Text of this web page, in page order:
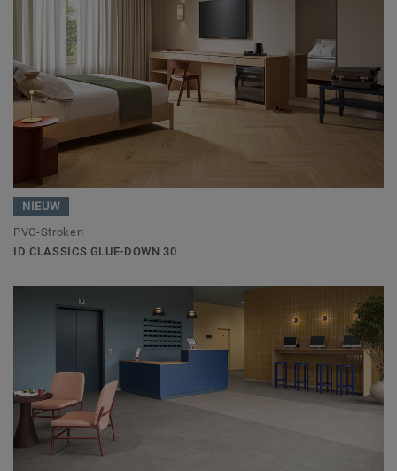
NIEUW
PVC-Stroken
ID CLASSICS GLUE-DOWN 30